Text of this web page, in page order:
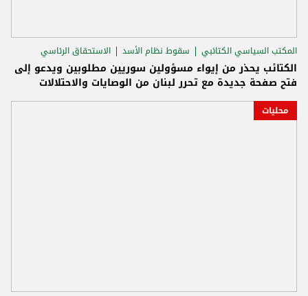
المكتب السياسي الكتائبي سقوط نظام الأسد الاستحقاق الرئاسي
الكتائب يحذر من إيواء مسؤولين سوريين مطلوبين ويدعو إلى
فتح صفحة جديدة مع تحرر لبنان من الوصايات والاحتلالات
محليات